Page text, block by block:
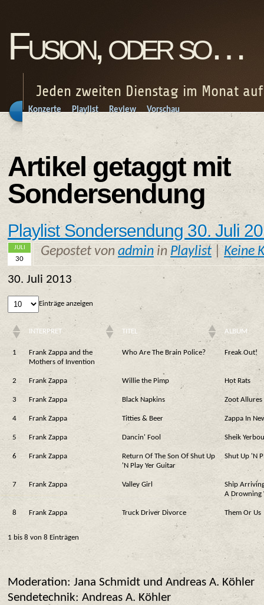
Fusion, oder so…
Jeden zweiten Dienstag im Monat auf
Konzerte Playlist Review Vorschau
Artikel getaggt mit
Sondersendung
Playlist Sondersendung 30. Juli
JULI
30
Gepostet von admin in Playlist Keine
30. Juli 2013
Einträge anzeigen
INTERPRET TITEL ALBUM
1
Frank Zappa and the
Mothers of Invention
Who Are The Brain Police? Freak Out!
2 Frank Zappa Willie the Pimp Hot Rats
3 Frank Zappa Black Napkins Zoot Allures
4 Frank Zappa Titties & Beer Zappa In
5 Frank Zappa Dancin' Fool Sheik
6 Frank Zappa
Return Of The Son Of Shut Up
'N Play Yer Guitar
Shut Up 'N
7 Frank Zappa Valley Girl
Ship
A Drowning
8 Frank Zappa Truck Driver Divorce Them Or Us
1 bis 8 von 8 Einträgen
Moderation: Jana Schmidt und Andreas A. Köhler
Sendetechnik: Andreas A. Köhler